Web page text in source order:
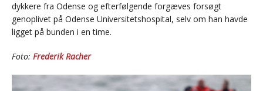
dykkere fra Odense og efterfølgende forgæves forsøgt
genoplivet på Odense Universitetshospital, selv om han havde
ligget på bunden i en time.
Foto: Frederik Racher